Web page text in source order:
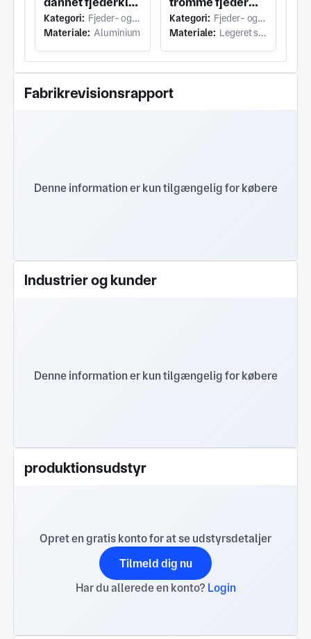
med
metalholdende
klip og afrundede
ende kroger
Kategori: Fjeder- og trådformning (Kompressionsfjeder)
Materiale: Aluminium
montering med
spiralspole
fjeder montering
og Integral
Terminal
Kategori: Fjeder- og trådformning (Trådformning)
Materiale: Legeret stål
Fabrikrevisionsrapport
Denne information er kun tilgængelig for købere
Industrier og kunder
Denne information er kun tilgængelig for købere
produktionsudstyr
Opret en gratis konto for at se udstyrsdetaljer
Tilmeld dig nu
Har du allerede en konto? Login